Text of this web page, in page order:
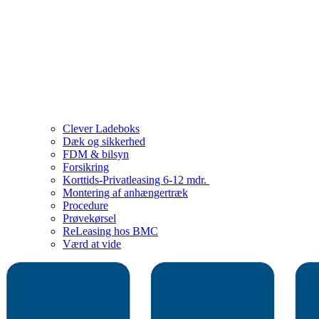
Clever Ladeboks
Dæk og sikkerhed
FDM & bilsyn
Forsikring
Korttids-Privatleasing 6-12 mdr.
Montering af anhængertræk
Procedure
Prøvekørsel
ReLeasing hos BMC
Værd at vide